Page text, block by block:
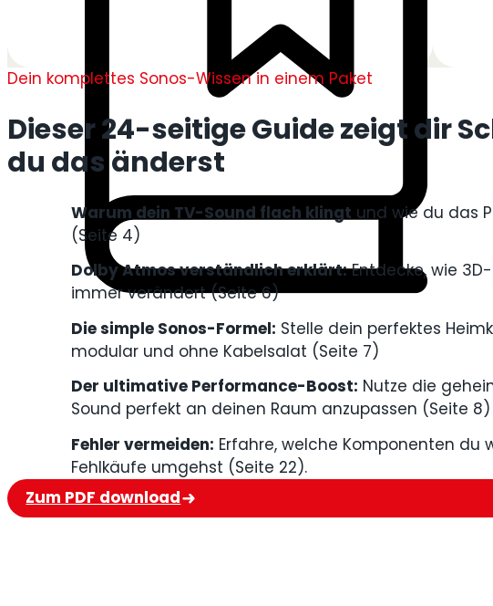
Dieser 24-seitige Guide zeigt dir
du das änderst
Dein komplettes Sonos-Wissen in einem Paket
Warum dein TV-Sound flach klingt und wie du das
(Seite 4)
Dolby Atmos verständlich erklärt:Entdecke, wie
immer verändert (Seite 6)
Die simple Sonos-Formel: Stelle dein perfektes
modular und ohne Kabelsalat (Seite 7)
Der ultimative Performance-Boost: Nutze die
Sound perfekt an deinen Raum anzupassen (Seite 8)
Fehler vermeiden: Erfahre, welche Komponenten du
Fehlkäufe umgehst (Seite 22).
Zum PDF download